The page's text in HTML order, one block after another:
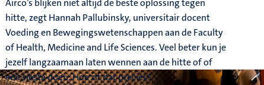
Airco’s blijken niet altijd de beste oplossing tegen
hitte, zegt Hannah Pallubinsky, universitair docent
Voeding en Bewegingswetenschappen aan de Faculty
of Health, Medicine and Life Sciences. Veel beter kun je
jezelf langzaamaan laten wennen aan de hitte of of
een siësta doen. Hoe zit dat precies?